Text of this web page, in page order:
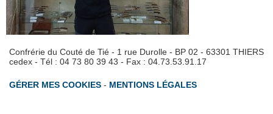
Confrérie du Couté de Tié - 1 rue Durolle - BP 02 - 63301 THIERS
cedex - Tél : 04 73 80 39 43 - Fax : 04.73.53.91.17
GÉRER MES COOKIES - MENTIONS LÉGALES